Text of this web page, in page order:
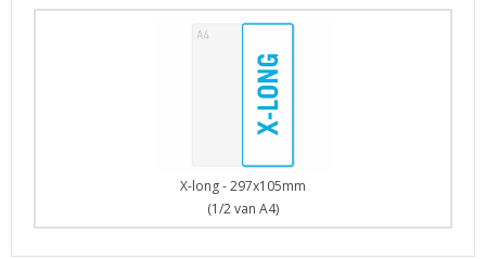
X-long - 297x105mm
(1/2 van A4)